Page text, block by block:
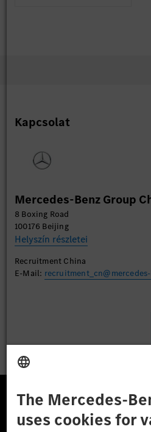
Kapcsolat
Mercedes-Benz Group
8 Boxing Road
100176 Beijing
Helyszín részletei
Recruitment China
E-Mail:
A Mercedes-Benz